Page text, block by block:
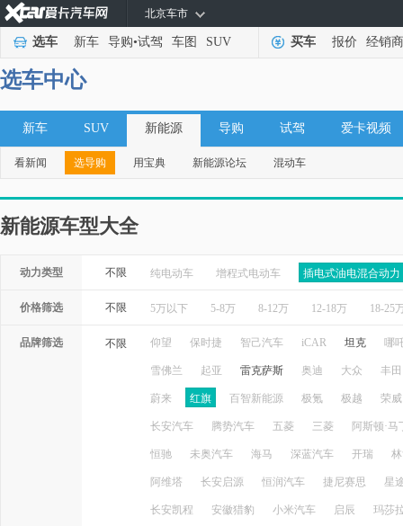
北京车市
选车 新车 导购•试驾 车图 SUV 买车 报价 经销商
选车中心
新车 SUV 新能源 导购 试驾 爱卡视频
看新闻 选导购 用宝典 新能源论坛 混动车
新能源车型大全
动力类型 不限 纯电动车 增程式电动车 插电式油电混合动力
价格筛选 不限 5万以下 5-8万 8-12万 12-18万 18-25
品牌筛选 不限 仰望 保时捷 智己汽车 iCAR 坦克 哪
雪佛兰 起亚 雷克萨斯 奥迪 大众 丰田
蔚来 红旗 百智新能源 极氪 极越 荣威
长安汽车 腾势汽车 五菱 三菱 阿斯顿·马
恒驰 未奥汽车 海马 深蓝汽车 开瑞
阿维塔 长安启源 恒润汽车 捷尼赛思 星
长安凯程 安徽猎豹 小米汽车 启辰 玛莎